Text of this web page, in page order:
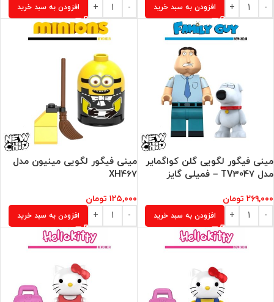
افزودن به سبد خرید افزودن به سبد خرید
مینی فیگور لگویی گلن کواگمایر
مدل TV3047 – فمیلی گایز
۲۶۹,۰۰۰ تومان
افزودن به سبد خرید
مینی فیگور لگویی مینیون مدل
XH467
۱۲۵,۰۰۰ تومان
افزودن به سبد خرید